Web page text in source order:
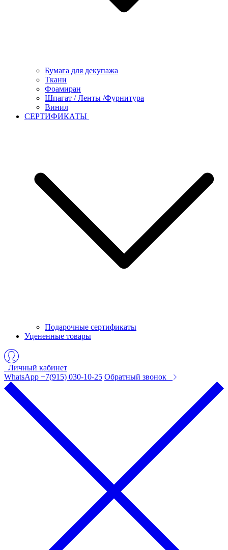
Бумага для декупажа
Ткани
Фоамиран
Шпагат / Ленты /Фурнитура
Винил
СЕРТИФИКАТЫ
Подарочные сертификаты
Уцененные товары
Личный кабинет
WhatsApp +7(915) 030-10-25 Обратный звонок